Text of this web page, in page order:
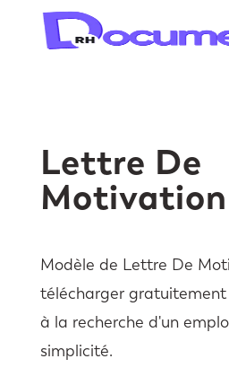
Lettre De
Modèle de Lettre De
télécharger gratuitement
à la recherche d'un
simplicité.